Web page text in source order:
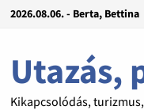
2026.08.06. - Berta, Bettina
Utazás,
Kikapcsolódás,